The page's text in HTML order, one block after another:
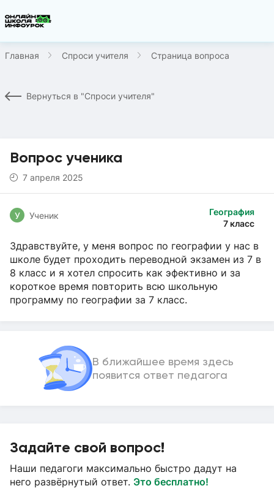
Главная Спроси учителя Страница вопроса
Вернуться в "Спроси учителя"
Вопрос ученика
7 апреля 2025
География
7 класс
У Ученик
Здравствуйте, у меня вопрос по географии у нас в
школе будет проходить переводной экзамен из 7 в
8 класс и я хотел спросить как эфективно и за
короткое время повторить всю школьную
программу по географии за 7 класс.
В ближайшее время здесь
появится ответ педагога
Задайте свой вопрос!
Наши педагоги максимально быстро дадут на
него развёрнутый ответ. Это бесплатно!